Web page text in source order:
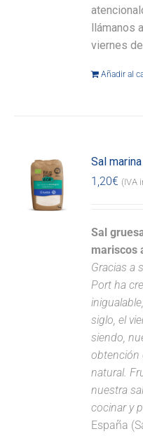
llámanos
viernes
Añadir al
Sal
1,20€ (IVA
Sal
mariscos
Gracias a
Port ha
siglo, el
siendo,
obtención
natural.
nuestra
cocinar y
España